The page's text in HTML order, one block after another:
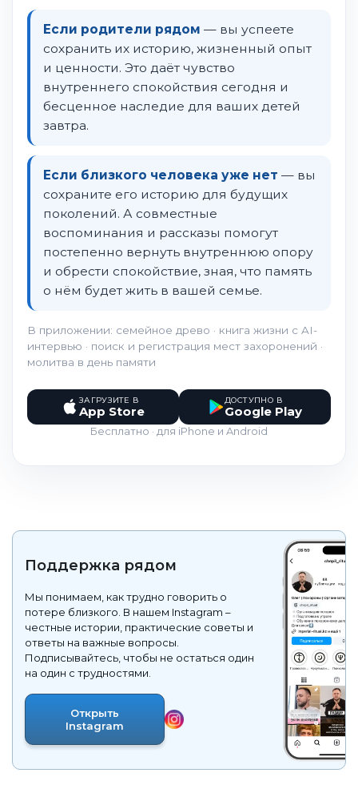
Если родители рядом — вы успеете
сохранить их историю, жизненный опыт
и ценности. Это даёт чувство
внутреннего спокойствия сегодня и
бесценное наследие для ваших детей
завтра.
Если близкого человека уже нет — вы
сохраните его историю для будущих
поколений. А совместные
воспоминания и рассказы помогут
постепенно вернуть внутреннюю опору
и обрести спокойствие, зная, что память
о нём будет жить в вашей семье.
В приложении: семейное древо · книга жизни с AI-
интервью · поиск и регистрация мест захоронений ·
молитва в день памяти
ЗАГРУЗИТЕ В
App Store
ДОСТУПНО В
Google Play
Бесплатно · для iPhone и Android
Поддержка рядом
Мы понимаем, как трудно говорить о
потере близкого. В нашем Instagram –
честные истории, практические советы и
ответы на важные вопросы.
Подписывайтесь, чтобы не остаться один
на один с трудностями.
Открыть
Instagram